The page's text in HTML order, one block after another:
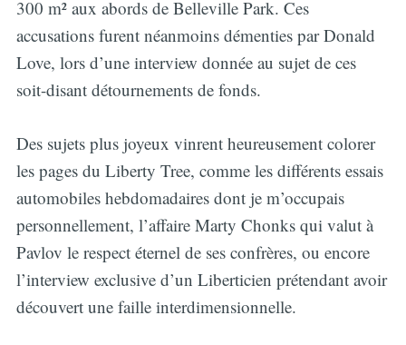
300 m² aux abords de Belleville Park. Ces
accusations furent néanmoins démenties par Donald
Love, lors d’une interview donnée au sujet de ces
soit-disant détournements de fonds.
Des sujets plus joyeux vinrent heureusement colorer
les pages du Liberty Tree, comme les différents essais
automobiles hebdomadaires dont je m’occupais
personnellement, l’affaire Marty Chonks qui valut à
Pavlov le respect éternel de ses confrères, ou encore
l’interview exclusive d’un Liberticien prétendant avoir
découvert une faille interdimensionnelle.